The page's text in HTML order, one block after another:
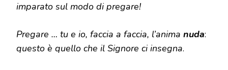
imparato sul modo di pregare!
Pregare … tu e io, faccia a faccia, l’anima nuda:
questo è quello che il Signore ci insegna.